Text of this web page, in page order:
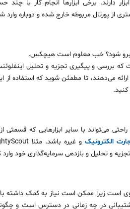
برخی ابزارها انجام کار با چند
از پورتال مربوطه خارج شده و دوباره وارد
بررسی و پیگیری تجزیه و تحلیل
می‌دهند، تا مطمئن شوید که استفاده از
می‌تواند با سایر ابزارهایی که قسمتی
الکترونیک
است زیرا ممکن است نیاز به کمک داشته
در چه زمانی در دسترس است و چگونه